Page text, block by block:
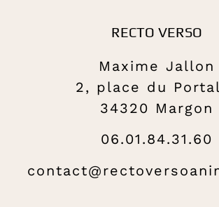
RECTO VERSO
Maxime Jallon
2, place du
34320 Margon
06.01.84.31.60